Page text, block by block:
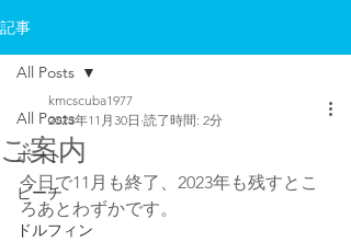
記事
All Posts
ボート
ビーチ
ドルフィン
All Posts
ご案内
kmcscuba1977
2023年11月30日 読了時間: 2分
今日で11月も終了、2023年も残すとこ
ろあとわずかです。